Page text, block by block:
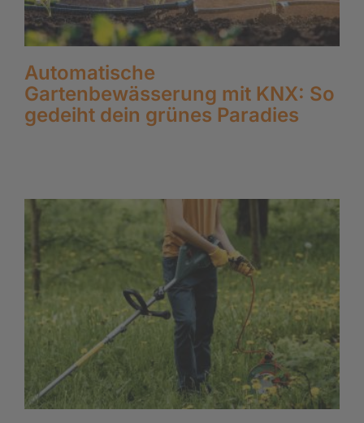
Automatische
Gartenbewässerung mit KNX: So
gedeiht dein grünes Paradies